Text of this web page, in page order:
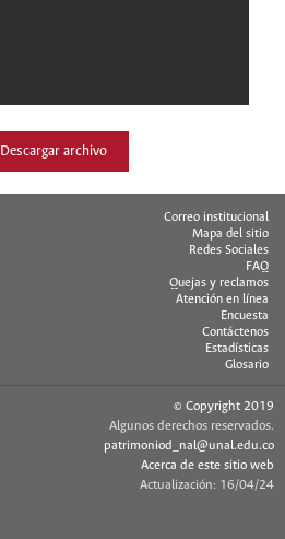
Descargar archivo
Correo institucional
Mapa del sitio
Redes Sociales
FAQ
Quejas y reclamos
Atención en línea
Encuesta
Contáctenos
Estadísticas
Glosario
© Copyright 2019
Algunos derechos reservados.
patrimoniod_nal@unal.edu.co
Acerca de este sitio web
Actualización: 16/04/24